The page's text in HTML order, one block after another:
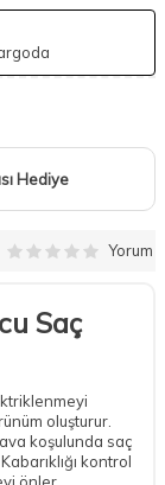
Hediye
Yorum
Saç
oluşturur.
koşulunda saç
kontrol